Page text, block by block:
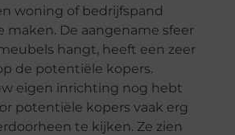
woning of bedrijfspand
maken. De aangename sfeer
hangt, heeft een zeer
de potentiële kopers.
eigen inrichting nog hebt
potentiële kopers vaak erg
te kijken. Ze zien